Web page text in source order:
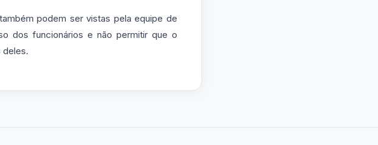
podem ser vistas pela equipe de
dos funcionários e não permitir que o
deles.